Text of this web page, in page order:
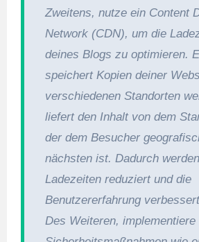
Zweitens, nutze ein Content
Network (CDN), um die
deines Blogs zu optimieren.
speichert Kopien deiner
verschiedenen Standorten
liefert den Inhalt von dem
der dem Besucher
nächsten ist. Dadurch
Ladezeiten reduziert und die
Benutzererfahrung
Des Weiteren, implementiere